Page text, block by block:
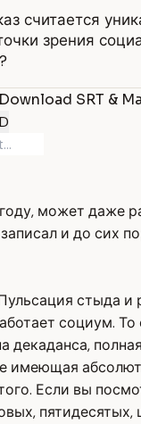
считается
зрения
SRT &
может даже
и до сих
стыда
социум. То
декаданса,
имеющая
Если вы
пятидесятых,